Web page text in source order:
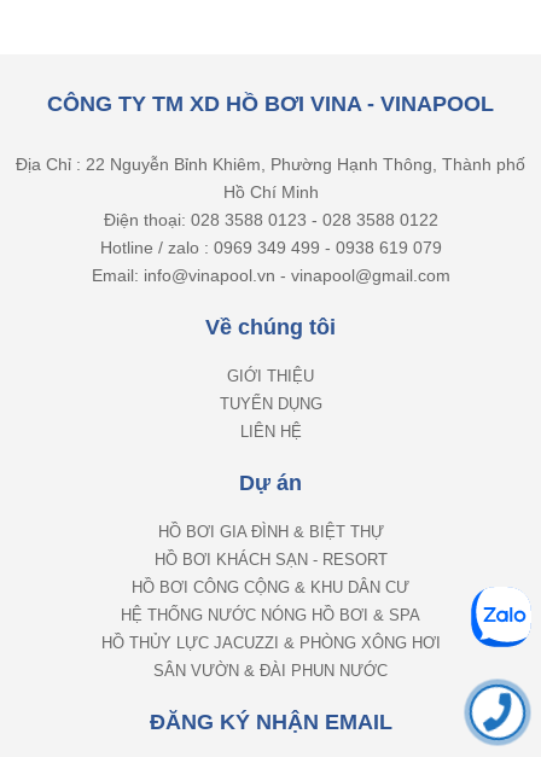
CÔNG TY TM XD HỒ BƠI VINA - VINAPOOL
Địa Chỉ : 22 Nguyễn Bỉnh Khiêm, Phường Hạnh Thông, Thành phố
Hồ Chí Minh
Điện thoại: 028 3588 0123 - 028 3588 0122
Hotline / zalo : 0969 349 499 - 0938 619 079
Email: info@vinapool.vn - vinapool@gmail.com
Về chúng tôi
GIỚI THIỆU
TUYỂN DỤNG
LIÊN HỆ
Dự án
HỒ BƠI GIA ĐÌNH & BIỆT THỰ
HỒ BƠI KHÁCH SẠN - RESORT
HỒ BƠI CÔNG CỘNG & KHU DÂN CƯ
HỆ THỐNG NƯỚC NÓNG HỒ BƠI & SPA
HỒ THỦY LỰC JACUZZI & PHÒNG XÔNG HƠI
SÂN VƯỜN & ĐÀI PHUN NƯỚC
ĐĂNG KÝ NHẬN EMAIL